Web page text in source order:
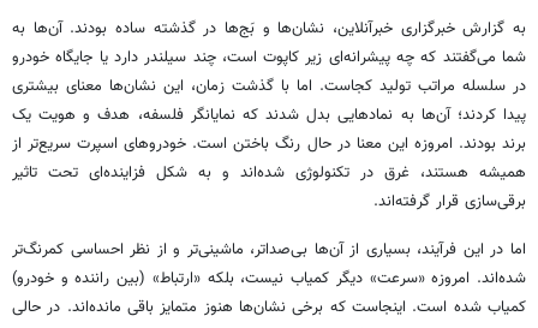
به گزارش خبرگزاری خبرآنلاین، نشان‌ها و بَج‌ها در گذشته ساده بودند. آن‌ها به
شما می‌گفتند که چه پیشرانه‌ای زیر کاپوت است، چند سیلندر دارد یا جایگاه خودرو
در سلسله‌ مراتب تولید کجاست. اما با گذشت زمان، این نشان‌ها معنای بیشتری
پیدا کردند؛ آن‌ها به نمادهایی بدل شدند که نمایانگر فلسفه، هدف و هویت یک
برند بودند. امروزه این معنا در حال رنگ باختن است. خودروهای اسپرت سریع‌تر از
همیشه هستند، غرق در تکنولوژی شده‌اند و به شکل فزاینده‌ای تحت تاثیر
برقی‌سازی قرار گرفته‌اند.
اما در این فرآیند، بسیاری از آن‌ها بی‌صداتر، ماشینی‌تر و از نظر احساسی کمرنگ‌تر
شده‌اند. امروزه «سرعت» دیگر کمیاب نیست، بلکه «ارتباط» (بین راننده و خودرو)
کمیاب شده است. اینجاست که برخی نشان‌ها هنوز متمایز باقی مانده‌اند. در حالی